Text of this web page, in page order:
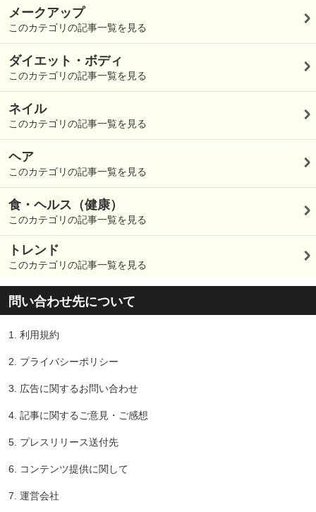
メークアップ
このカテゴリの記事一覧を見る
ダイエット・ボディ
このカテゴリの記事一覧を見る
ネイル
このカテゴリの記事一覧を見る
ヘア
このカテゴリの記事一覧を見る
食・ヘルス（健康）
このカテゴリの記事一覧を見る
トレンド
このカテゴリの記事一覧を見る
問い合わせ先について
1. 利用規約
2. プライバシーポリシー
3. 広告に関するお問い合わせ
4. 記事に関するご意見・ご感想
5. プレスリリース送付先
6. コンテンツ提供に関して
7. 運営会社